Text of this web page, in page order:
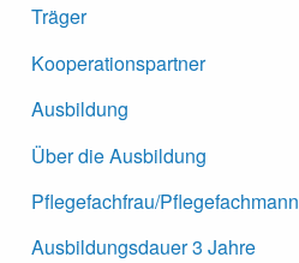
Träger
Kooperationspartner
Ausbildung
Über die Ausbildung
Pflegefachfrau/Pflegefachmann
Ausbildungsdauer 3 Jahre